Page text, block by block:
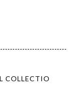
COLLECTIO